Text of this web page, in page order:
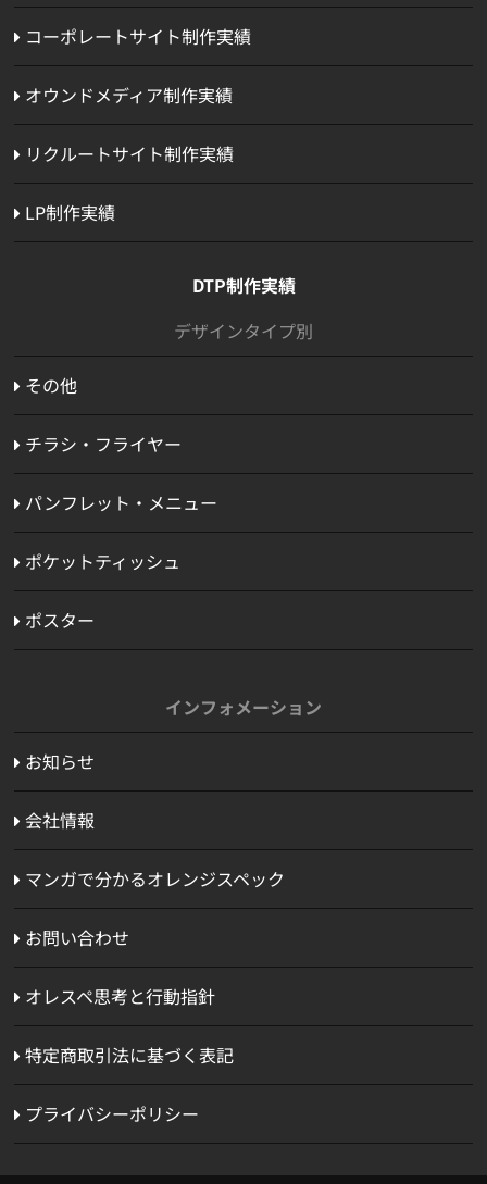
コーポレートサイト制作実績
オウンドメディア制作実績
リクルートサイト制作実績
LP制作実績
DTP制作実績
デザインタイプ別
その他
チラシ・フライヤー
パンフレット・メニュー
ポケットティッシュ
ポスター
インフォメーション
お知らせ
会社情報
マンガで分かるオレンジスペック
お問い合わせ
オレスペ思考と行動指針
特定商取引法に基づく表記
プライバシーポリシー